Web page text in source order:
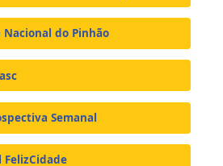
Nacional do Pinhão
Semanal
FelizCidade